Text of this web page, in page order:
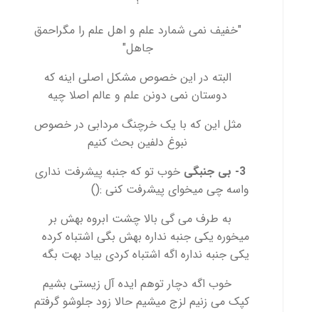
"خفیف نمی شمارد علم و اهل علم را مگراحمق
جاهل"
البته در این خصوص مشکل اصلی اینه که
دوستان نمی دونن علم و عالم اصلا چیه
مثل این که با یک خرچنگ مردابی در خصوص
نبوغ دلفین بحث کنیم
خوب تو که جنبه پیشرفت نداری
واسه چی میخوای پیشرفت کنی :()
به طرف می گی بالا چشت ابروه بهش بر
میخوره یکی جنبه نداره بهش بگی اشتباه کرده
یکی جنبه نداره اگه اشتباه کردی بیاد بهت بگه
خوب اگه دچار توهم ایده آل زیستی بشیم
کپک می زنیم لزج میشیم حالا زود جلوشو گرفتم